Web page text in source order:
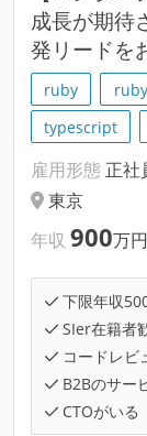
成長が期待
発リードを
ruby
typescript
雇用形態 正社
東京
年収 900万円
下限年収
SIer在籍者
コードレビ
B2Bのサー
CTOがいる